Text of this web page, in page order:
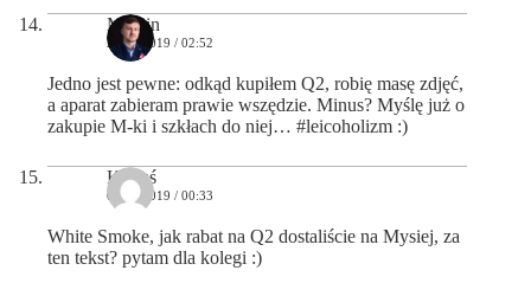
Marcin
29/07/2019 / 02:52
Jedno jest pewne: odkąd kupiłem Q2, robię masę zdjęć,
a aparat zabieram prawie wszędzie. Minus? Myślę już o
zakupie M-ki i szkłach do niej… #leicoholizm :)
Kukuś
04/08/2019 / 00:33
White Smoke, jak rabat na Q2 dostaliście na Mysiej, za
ten tekst? pytam dla kolegi :)